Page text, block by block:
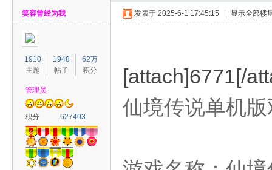
笑容曾经为我
1910
主题
1948
帖子
62万
积分
管理员
积分 627403
发表于 2025-6-1 17:45:15 显示全部楼
[attach]6771[/
仙境传说单机